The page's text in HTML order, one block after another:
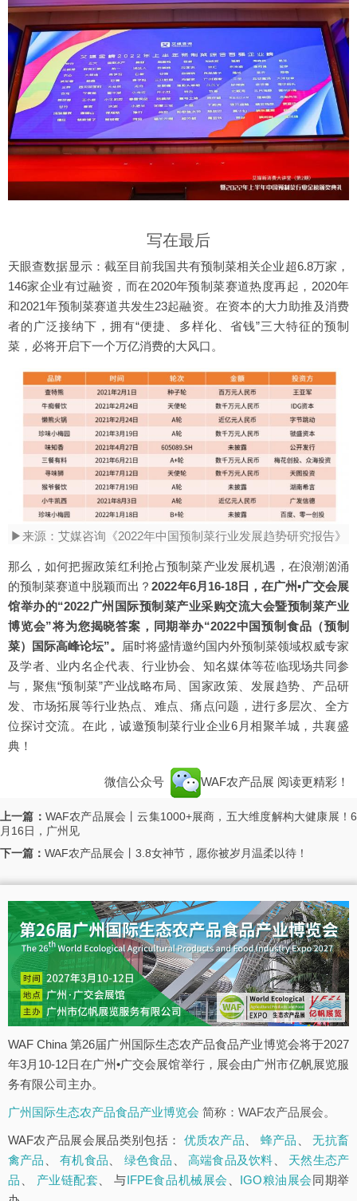
写在最后
天眼查数据显示：截至目前我国共有预制菜相关企业超6.8万家，
146家企业有过融资，而在2020年预制菜赛道热度再起，2020年
和2021年预制菜赛道共发生23起融资。在资本的大力助推及消费
者的广泛接纳下，拥有“便捷、多样化、省钱”三大特征的预制
菜，必将开启下一个万亿消费的大风口。
▶来源：艾媒咨询《2022年中国预制菜行业发展趋势研究报告》
那么，如何把握政策红利抢占预制菜产业发展机遇，在浪潮汹涌
的预制菜赛道中脱颖而出？2022年6月16-18日，在广州▪广交会展
馆举办的“2022广州国际预制菜产业采购交流大会暨预制菜产业
博览会”将为您揭晓答案，同期举办“2022中国预制食品（预制
菜）国际高峰论坛”。
届时将盛情邀约国内外预制菜领域权威专家
及学者、业内名企代表、行业协会、知名媒体等莅临现场共同参
与，聚焦“预制菜”产业战略布局、国家政策、发展趋势、产品研
发、市场拓展等行业热点、难点、痛点问题，进行多层次、全方
位探讨交流。在此，诚邀预制菜行业企业6月相聚羊城，共襄盛
典！
微信公众号 WAF农产品展 阅读更精彩！
上一篇： WAF农产品展会丨云集1000+展商，五大维度解构大健康展！6
月16日，广州见
下一篇： WAF农产品展会丨3.8女神节，愿你被岁月温柔以待！
WAF China 第26届广州国际生态农产品食品产业博览会将于2027
年3月10-12日在广州•广交会展馆举行，展会由广州市亿帆展览服
务有限公司主办。
广州国际生态农产品食品产业博览会 简称：WAF农产品展会。
WAF农产品展会展品类别包括： 优质农产品 蜂产品 、无抗畜
禽产品
、有机食品 绿色食品 高端食品及饮料
天然生态产
品
产业链配套 、 与IFPE食品机械展会 IGO粮油展会同期举